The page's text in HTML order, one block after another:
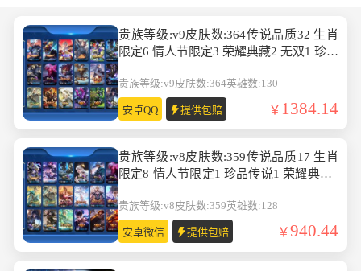
贵族等级:v9皮肤数:364传说品质32 生肖
限定6 情人节限定3 荣耀典藏2 无双1 珍品
贵族等级:v9皮肤数:364英雄数:130
安卓QQ 提供包赔 1384.14
贵族等级:v8皮肤数:359传说品质17 生肖
限定8 情人节限定1 珍品传说1 荣耀典藏1
贵族等级:v8皮肤数:359英雄数:128
安卓微信 提供包赔 940.44